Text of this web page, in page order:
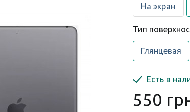
На экран
Тип
Глянцевая
Есть в
550